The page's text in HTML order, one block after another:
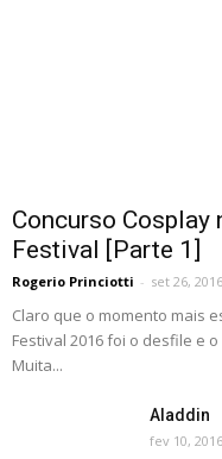
Concurso Cosplay
Festival [Parte 1]
Rogerio Princiotti - set 26, 2016
Claro que o momento mais
Festival 2016 foi o desfile e
Muita...
Aladdin
fev 10, 2016